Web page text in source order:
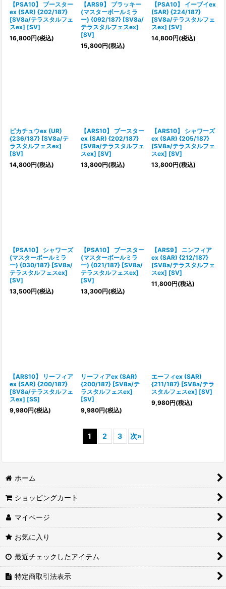
【PSA10】 ブースター
ex (SAR) {202/187}
[SV8a/テラスタルフェ
スex] [SV]
16,800円(税込)
【ARS9】 ブラッキー
(マスターボールミラ
ー) {092/187} [SV8a/
テラスタルフェスex]
[SV]
15,800円(税込)
【PSA10】 イーブイex
(SAR) {224/187}
[SV8a/テラスタルフェ
スex] [SV]
14,800円(税込)
ピカチュウex (UR)
{236/187} [SV8a/テ
ラスタルフェスex]
[SV]
14,800円(税込)
【ARS10】 ブースター
ex (SAR) {202/187}
[SV8a/テラスタルフェ
スex] [SV]
13,800円(税込)
【ARS10】 シャワーズ
ex (SAR) {205/187}
[SV8a/テラスタルフェ
スex] [SV]
13,800円(税込)
【PSA10】 シャワーズ
(マスターボールミラ
ー) {030/187} [SV8a/
テラスタルフェスex]
[SV]
13,500円(税込)
【PSA10】 ブースター
(マスターボールミラ
ー) {021/187} [SV8a/
テラスタルフェスex]
[SV]
13,300円(税込)
【ARS9】 ニンフィア
ex (SAR) {212/187}
[SV8a/テラスタルフェ
スex] [SV]
11,800円(税込)
【ARS10】 リーフィア
ex (SAR) {200/187}
[SV8a/テラスタルフェ
スex] [SS]
9,980円(税込)
リーフィアex (SAR)
{200/187} [SV8a/テ
ラスタルフェスex]
[SV]
9,980円(税込)
エーフィex (SAR)
{211/187} [SV8a/テラ
スタルフェスex] [SV]
9,980円(税込)
1 2 3 次»
ホーム
ショッピングカート
マイページ
お気に入り
最近チェックしたアイテム
特定商取引法表示